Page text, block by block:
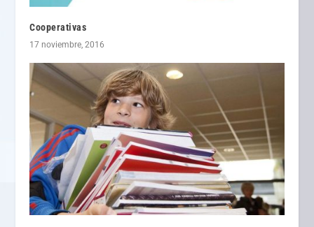
Cooperativas
17 noviembre, 2016